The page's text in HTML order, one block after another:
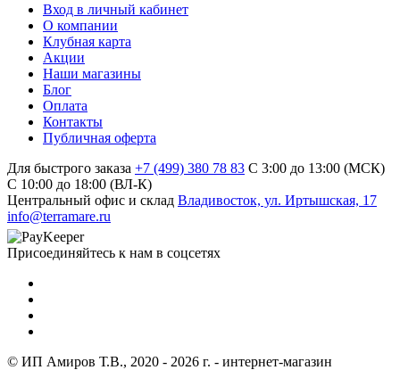
Вход в личный кабинет
О компании
Клубная карта
Акции
Наши магазины
Блог
Оплата
Контакты
Публичная оферта
Для быстрого заказа +7 (499) 380 78 83 С 3:00 до 13:00 (МСК)
C 10:00 до 18:00 (ВЛ-К)
Центральный офис и склад Владивосток, ул. Иртышская, 17
info@terramare.ru
Присоединяйтесь к нам в соцсетях
© ИП Амиров Т.В., 2020 - 2026 г. - интернет-магазин